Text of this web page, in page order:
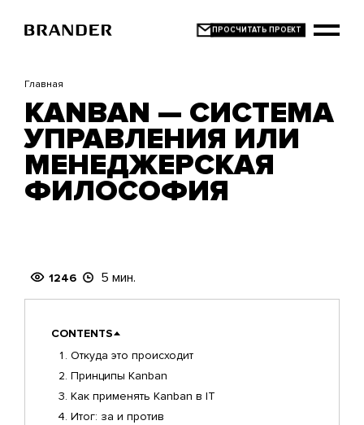
основному
Главная
KANBAN — СИСТЕМА
УПРАВЛЕНИЯ ИЛИ
МЕНЕДЖЕРСКАЯ
ФИЛОСОФИЯ
1246 5 мин.
CONTENTS
Откуда это происходит
Принципы Kanban
Как применять Kanban в IT
Итог: за и против